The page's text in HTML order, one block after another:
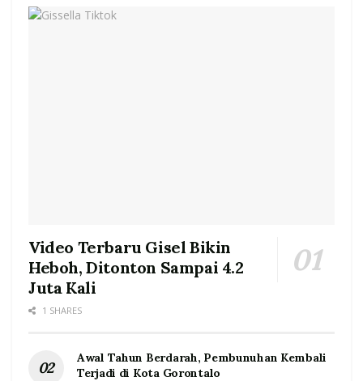
Video Terbaru Gisel Bikin
Heboh, Ditonton Sampai 4.2
Juta Kali
1 SHARES
Awal Tahun Berdarah, Pembunuhan Kembali
Terjadi di Kota Gorontalo